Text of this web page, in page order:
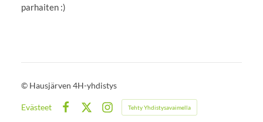
parhaiten :)
© Hausjärven 4H-yhdistys
Evästeet
Instagram
Tehty Yhdistysavaimella